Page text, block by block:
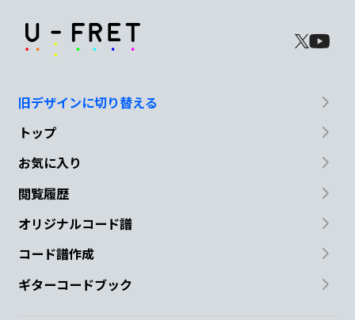
旧デザインに切り替える
トップ
お気に入り
閲覧履歴
オリジナルコード譜
コード譜作成
ギターコードブック